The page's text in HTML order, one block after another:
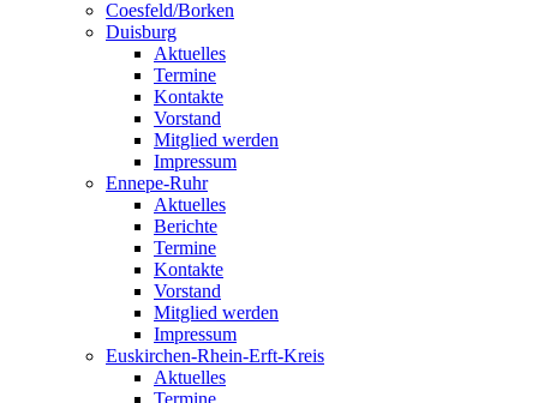
Coesfeld/Borken
Duisburg
Aktuelles
Termine
Kontakte
Vorstand
Mitglied werden
Impressum
Ennepe-Ruhr
Aktuelles
Berichte
Termine
Kontakte
Vorstand
Mitglied werden
Impressum
Euskirchen-Rhein-Erft-Kreis
Aktuelles
Termine